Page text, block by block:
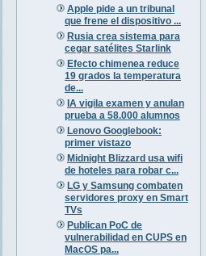
Apple pide a un tribunal
que frene el dispositivo ...
Rusia crea sistema para
cegar satélites Starlink
Efecto chimenea reduce
19 grados la temperatura
de...
IA vigila examen y anulan
prueba a 58.000 alumnos
Lenovo Googlebook:
primer vistazo
Midnight Blizzard usa wifi
de hoteles para robar c...
LG y Samsung combaten
servidores proxy en Smart
TVs
Publican PoC de
vulnerabilidad en CUPS en
MacOS pa...